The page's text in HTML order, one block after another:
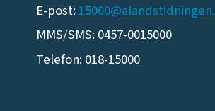
E-post:
MMS/SMS: 0457-0015000
Telefon: 018-15000